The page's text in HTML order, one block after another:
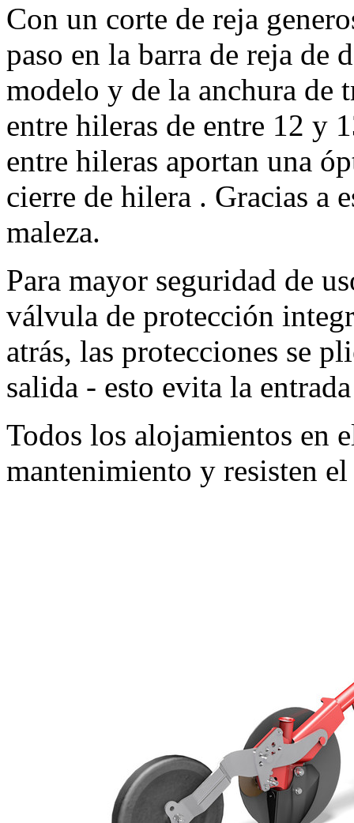
Con un corte de reja
paso en la barra de reja de
modelo y de la anchura de
entre hileras de entre 12 y
entre hileras aportan una
cierre de hilera . Gracias a
maleza.
Para mayor seguridad de
válvula de protección
atrás, las protecciones se
salida - esto evita la
Todos los alojamientos en
mantenimiento y resisten